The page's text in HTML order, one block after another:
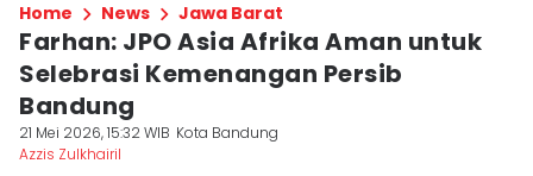
Home News Jawa Barat
Farhan: JPO Asia Afrika Aman untuk
Selebrasi Kemenangan Persib
Bandung
21 Mei 2026, 15:32 WIB Kota Bandung
Azzis Zulkhairil